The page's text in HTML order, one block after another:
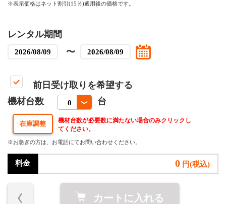
※表示価格はネット割引(15％)適用後の価格です。
レンタル期間
〜
前日受け取りを希望する
機材台数
台
機材台数が必要数に満たない場合のみクリックし
てください。
※お急ぎの方は、お電話にてお問い合わせください。
料金 0 円(税込)
カートに入れる